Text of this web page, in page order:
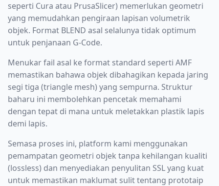
seperti Cura atau PrusaSlicer) memerlukan geometri
yang memudahkan pengiraan lapisan volumetrik
objek. Format BLEND asal selalunya tidak optimum
untuk penjanaan G-Code.
Menukar fail asal ke format standard seperti AMF
memastikan bahawa objek dibahagikan kepada jaring
segi tiga (triangle mesh) yang sempurna. Struktur
baharu ini membolehkan pencetak memahami
dengan tepat di mana untuk meletakkan plastik lapis
demi lapis.
Semasa proses ini, platform kami menggunakan
pemampatan geometri objek tanpa kehilangan kualiti
(lossless) dan menyediakan penyulitan SSL yang kuat
untuk memastikan maklumat sulit tentang prototaip